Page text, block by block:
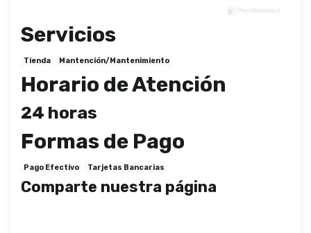
Servicios
Tienda Mantención/Mantenimiento
Horario de Atención
24 horas
Formas de Pago
Pago Efectivo Tarjetas Bancarias
Comparte nuestra página